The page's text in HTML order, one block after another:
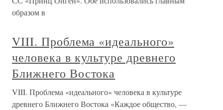
образом в
VIII. Проблема «идеального»
человека в культуре древнего
Ближнего Востока
VIII. Проблема «идеального» человека в культуре
древнего Ближнего Востока «Каждое общество, —